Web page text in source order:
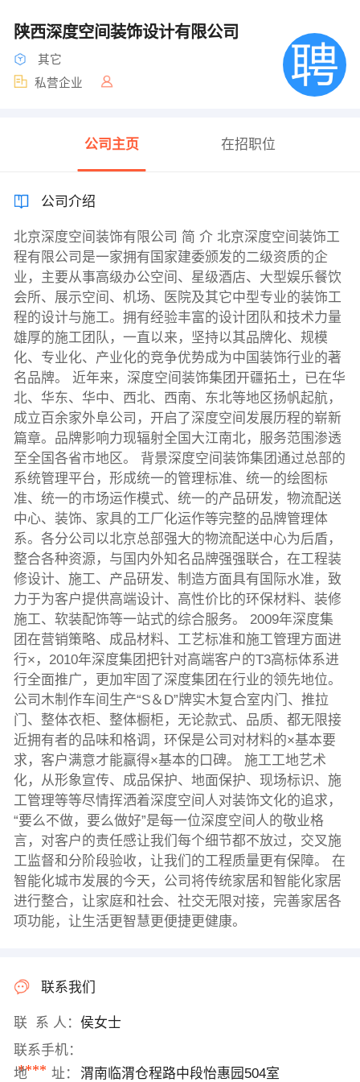
陕西深度空间装饰设计有限公司
其它
私营企业
公司主页 在招职位
公司介绍
北京深度空间装饰有限公司 简 介 北京深度空间装饰工
程有限公司是一家拥有国家建委颁发的二级资质的企
业，主要从事高级办公空间、星级酒店、大型娱乐餐饮
会所、展示空间、机场、医院及其它中型专业的装饰工
程的设计与施工。拥有经验丰富的设计团队和技术力量
雄厚的施工团队，一直以来，坚持以其品牌化、规模
化、专业化、产业化的竞争优势成为中国装饰行业的著
名品牌。 近年来，深度空间装饰集团开疆拓土，已在华
北、华东、华中、西北、西南、东北等地区扬帆起航，
成立百余家外阜公司，开启了深度空间发展历程的崭新
篇章。品牌影响力现辐射全国大江南北，服务范围渗透
至全国各省市地区。 背景深度空间装饰集团通过总部的
系统管理平台，形成统一的管理标准、统一的绘图标
准、统一的市场运作模式、统一的产品研发，物流配送
中心、装饰、家具的工厂化运作等完整的品牌管理体
系。各分公司以北京总部强大的物流配送中心为后盾，
整合各种资源，与国内外知名品牌强强联合，在工程装
修设计、施工、产品研发、制造方面具有国际水准，致
力于为客户提供高端设计、高性价比的环保材料、装修
施工、软装配饰等一站式的综合服务。 2009年深度集
团在营销策略、成品材料、工艺标准和施工管理方面进
行×，2010年深度集团把针对高端客户的T3高标体系进
行全面推广，更加牢固了深度集团在行业的领先地位。
公司木制作车间生产“S＆D”牌实木复合室内门、推拉
门、整体衣柜、整体橱柜，无论款式、品质、都无限接
近拥有者的品味和格调，环保是公司对材料的×基本要
求，客户满意才能赢得×基本的口碑。 施工工地艺术
化，从形象宣传、成品保护、地面保护、现场标识、施
工管理等等尽情挥洒着深度空间人对装饰文化的追求，
“要么不做，要么做好”是每一位深度空间人的敬业格
言，对客户的责任感让我们每个细节都不放过，交叉施
工监督和分阶段验收，让我们的工程质量更有保障。 在
智能化城市发展的今天，公司将传统家居和智能化家居
进行整合，让家庭和社会、社交无限对接，完善家居各
项功能，让生活更智慧更便捷更健康。
联系我们
联 系 人： 侯女士
联系手机：
****
地 址： 渭南临渭仓程路中段怡惠园504室